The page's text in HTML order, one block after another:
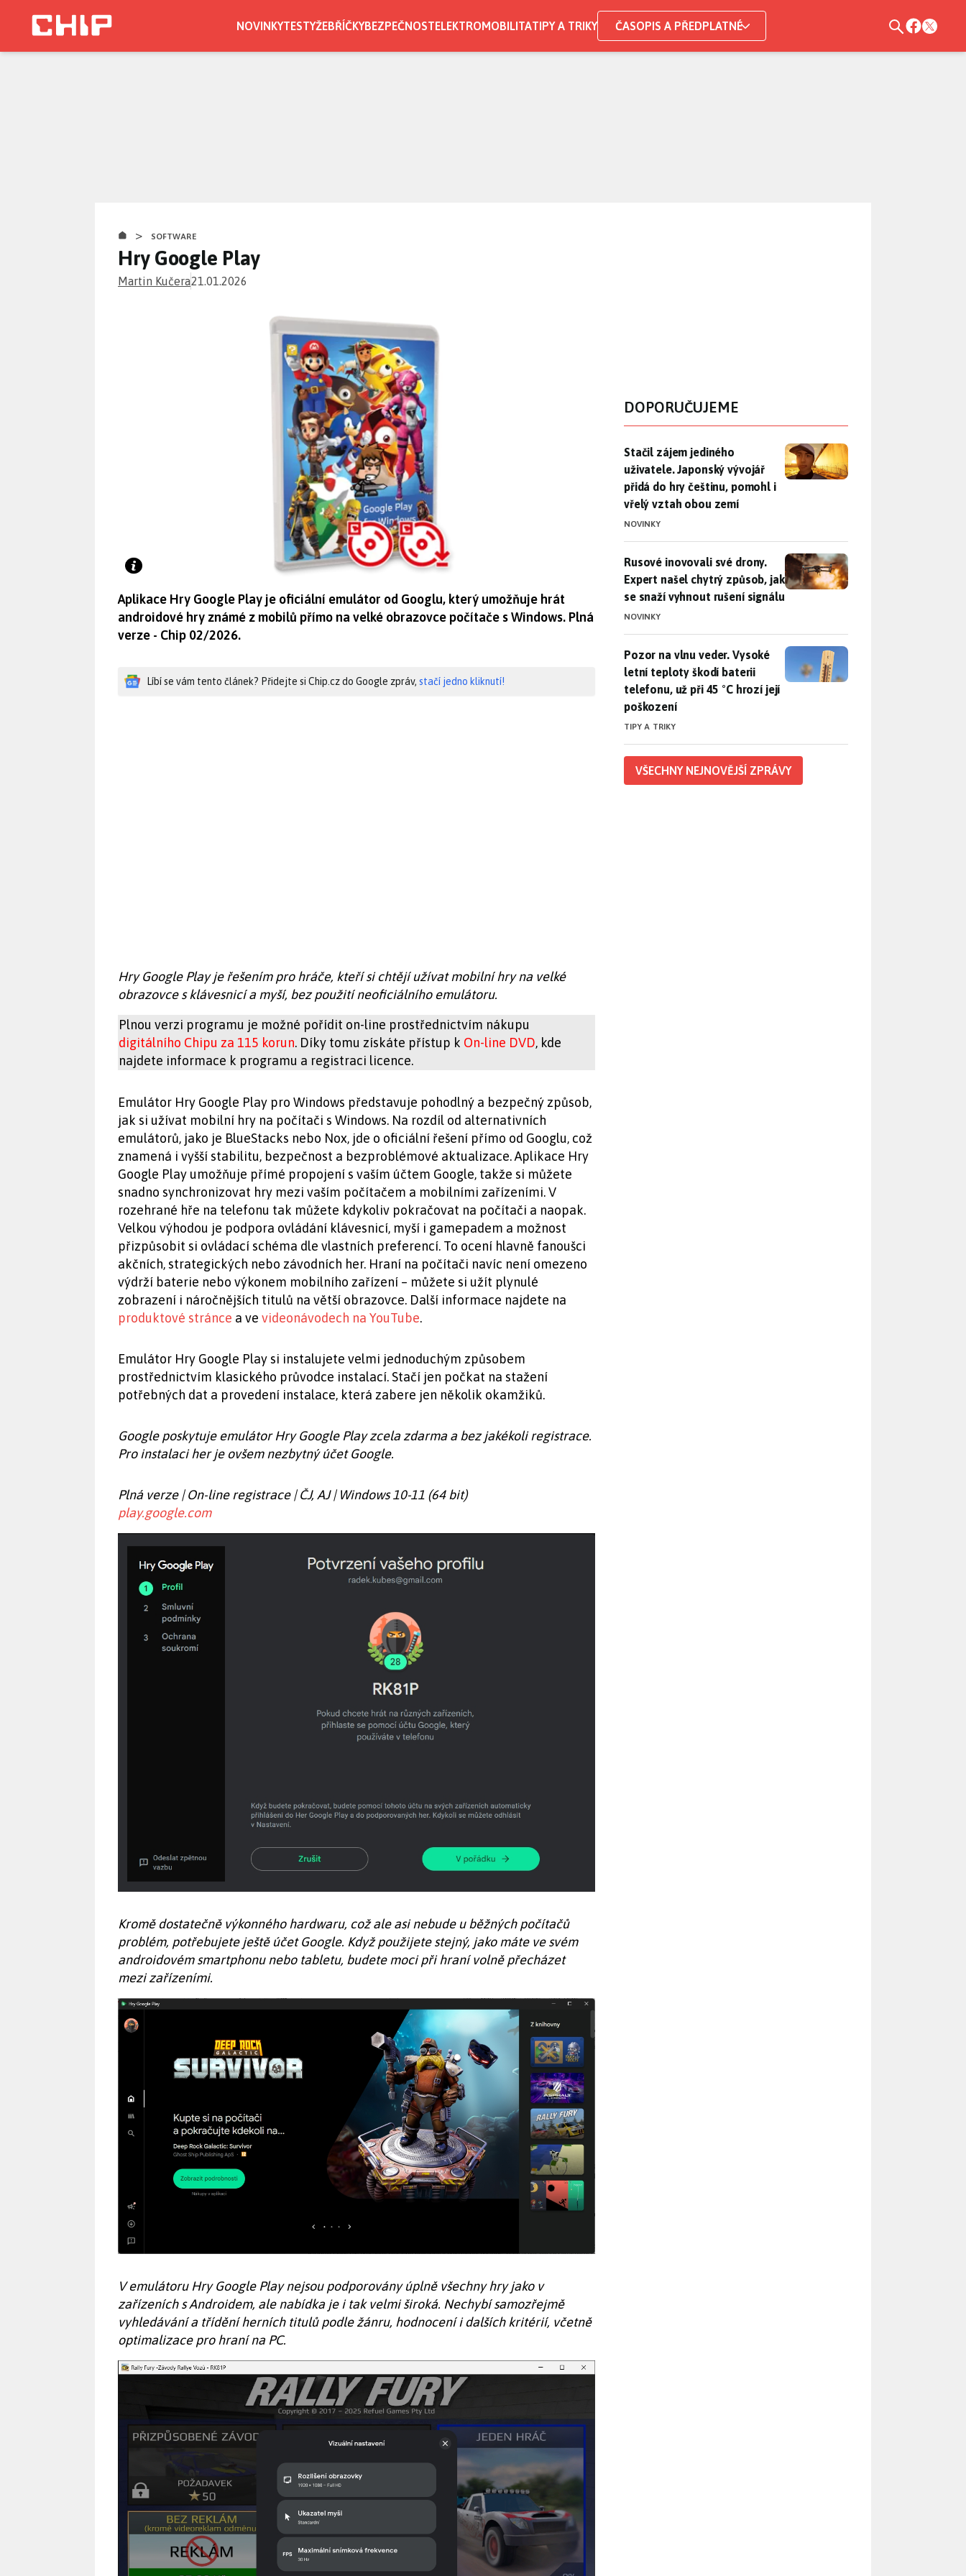
NOVINKYTESTYŽEBŘÍČKYBEZPEČNOSTELEKTROMOBILITATIPY A TRIKY ČASOPIS A PŘEDPLATNÉ
> SOFTWARE
Hry Google Play
Martin Kučera21.01.2026
Aplikace Hry Google Play je oficiální emulátor od Googlu, který umožňuje hrát
androidové hry známé z mobilů přímo na velké obrazovce počítače s Windows. Plná
verze - Chip 02/2026.
Líbí se vám tento článek? Přidejte si Chip.cz do Google zpráv, stačí jedno kliknutí!
Hry Google Play je řešením pro hráče, kteří si chtějí užívat mobilní hry na velké
obrazovce s klávesnicí a myší, bez použití neoficiálního emulátoru.
Plnou verzi programu je možné pořídit on-line prostřednictvím nákupu
digitálního Chipu za 115 korun. Díky tomu získáte přístup k On-line DVD, kde
najdete informace k programu a registraci licence.
Emulátor Hry Google Play pro Windows představuje pohodlný a bezpečný způsob,
jak si užívat mobilní hry na počítači s Windows. Na rozdíl od alternativních
emulátorů, jako je BlueStacks nebo Nox, jde o oficiální řešení přímo od Googlu, což
znamená i vyšší stabilitu, bezpečnost a bezproblémové aktualizace. Aplikace Hry
Google Play umožňuje přímé propojení s vaším účtem Google, takže si můžete
snadno synchronizovat hry mezi vaším počítačem a mobilními zařízeními. V
rozehrané hře na telefonu tak můžete kdykoliv pokračovat na počítači a naopak.
Velkou výhodou je podpora ovládání klávesnicí, myší i gamepadem a možnost
přizpůsobit si ovládací schéma dle vlastních preferencí. To ocení hlavně fanoušci
akčních, strategických nebo závodních her. Hraní na počítači navíc není omezeno
výdrží baterie nebo výkonem mobilního zařízení – můžete si užít plynulé
zobrazení i náročnějších titulů na větší obrazovce. Další informace najdete na
produktové stránce a ve videonávodech na YouTube.
Emulátor Hry Google Play si instalujete velmi jednoduchým způsobem
prostřednictvím klasického průvodce instalací. Stačí jen počkat na stažení
potřebných dat a provedení instalace, která zabere jen několik okamžiků.
Google poskytuje emulátor Hry Google Play zcela zdarma a bez jakékoli registrace.
Pro instalaci her je ovšem nezbytný účet Google.
Plná verze | On-line registrace | ČJ, AJ | Windows 10-11 (64 bit)
play.google.com
Kromě dostatečně výkonného hardwaru, což ale asi nebude u běžných počítačů
problém, potřebujete ještě účet Google. Když použijete stejný, jako máte ve svém
androidovém smartphonu nebo tabletu, budete moci při hraní volně přecházet
mezi zařízeními.
V emulátoru Hry Google Play nejsou podporovány úplně všechny hry jako v
zařízeních s Androidem, ale nabídka je i tak velmi široká. Nechybí samozřejmě
vyhledávání a třídění herních titulů podle žánru, hodnocení i dalších kritérií, včetně
optimalizace pro hraní na PC.
DOPORUČUJEME
Stačil zájem jediného uživatele. Japonský vývojář přidá do hry
Stačil zájem jediného
uživatele. Japonský vývojář
přidá do hry češtinu, pomohl i
vřelý vztah obou zemí
NOVINKY
Rusové inovovali své drony. Expert našel chytrý způsob, jak se
Rusové inovovali své drony.
Expert našel chytrý způsob, jak
se snaží vyhnout rušení signálu
NOVINKY
Pozor na vlnu veder. Vysoké letní teploty škodí baterii telefonu,
Pozor na vlnu veder. Vysoké
letní teploty škodí baterii
telefonu, už při 45 °C hrozí její
poškození
TIPY A TRIKY
VŠECHNY NEJNOVĚJŠÍ ZPRÁVY